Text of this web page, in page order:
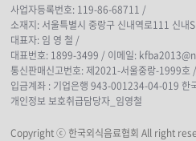
사업자등록번호: 119-86-68711 /
소재지: 서울특별시 중랑구 신내역로111 신
대표자: 임 영 철 /
대표번호: 1899-3499 / 이메일:
통신판매신고번호: 제2021-서울중랑-1999호 /
입금계좌 : 기업은행 943-001234-04-019 한
개인정보 보호취급담당자_임영철
Copyright ⓒ 한국외식음료협회 All right